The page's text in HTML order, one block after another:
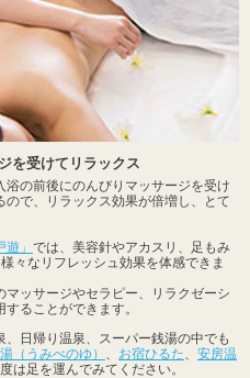
を受けてリラックス
の前後にのんびりマッサージを受け
で、リラックス効果が倍増し、とて
」 では、美容針やアカスリ、足もみ
々なリフレッシュ効果を体感できま
マッサージやセラピー、リラクゼーシ
ることができます。
日帰り温泉、スーパー銭湯の中でも
（うみべのゆ） お宿ひるた
安房温
は足を運んでみてください。